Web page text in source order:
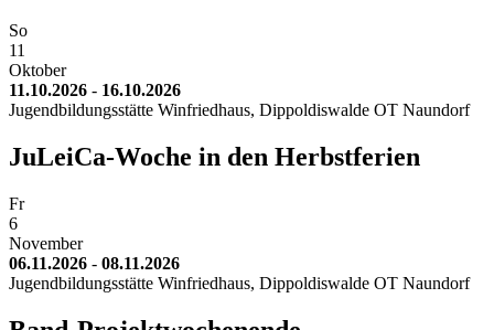
So
11
Oktober
11.10.2026 - 16.10.2026
Jugendbildungsstätte Winfriedhaus, Dippoldiswalde OT Naundorf
JuLeiCa-Woche in den Herbstferien
Fr
6
November
06.11.2026 - 08.11.2026
Jugendbildungsstätte Winfriedhaus, Dippoldiswalde OT Naundorf